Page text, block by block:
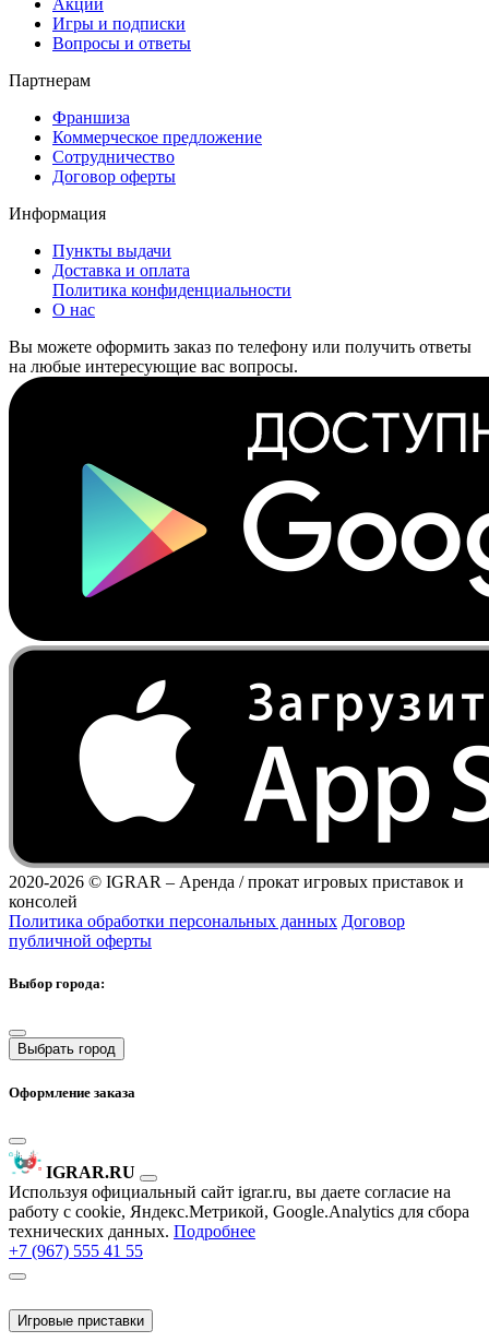
Акции
Игры и подписки
Вопросы и ответы
Партнерам
Франшиза
Коммерческое предложение
Сотрудничество
Договор оферты
Информация
Пункты выдачи
Доставка и оплата
Политика конфиденциальности
О нас
Вы можете оформить заказ по телефону или получить ответы
на любые интересующие вас вопросы.
2020-2026 © IGRAR – Аренда / прокат игровых приставок и
консолей
Политика обработки персональных данных Договор
публичной оферты
Выбор города:
Выбрать город
Оформление заказа
IGRAR.RU
Используя официальный сайт igrar.ru, вы даете согласие на
работу с cookie, Яндекс.Метрикой, Google.Analytics для сбора
технических данных. Подробнее
+7 (967) 555 41 55
Игровые приставки